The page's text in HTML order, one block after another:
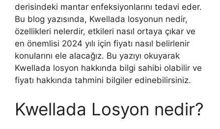
derisindeki mantar enfeksiyonlarını tedavi eder.
Bu blog yazısında, Kwellada losyonun nedir,
özellikleri nelerdir, etkileri nasıl ortaya çıkar ve
en önemlisi 2024 yılı için fiyatı nasıl belirlenir
konularını ele alacağız. Bu yazıyı okuyarak
Kwellada losyon hakkında bilgi sahibi olabilir ve
fiyatı hakkında tahmini bilgiler edinebilirsiniz.
Kwellada Losyon nedir?